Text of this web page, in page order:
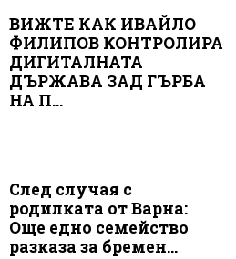
ВИЖТЕ КАК ИВАЙЛО
ФИЛИПОВ КОНТРОЛИРА
ДИГИТАЛНАТА
ДЪРЖАВА ЗАД ГЪРБА
НА П...
След случая с
родилката от Варна:
Още едно семейство
разказа за бремен...